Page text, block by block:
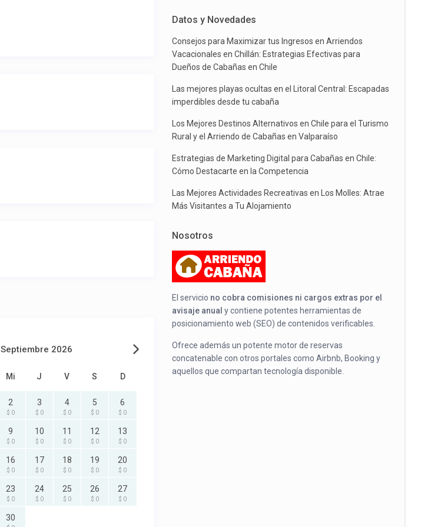
Septiembre 2026
Mi J V S D
2
$ 0
3
$ 0
4
$ 0
5
$ 0
6
$ 0
9
$ 0
10
$ 0
11
$ 0
12
$ 0
13
$ 0
16
$ 0
17
$ 0
18
$ 0
19
$ 0
20
$ 0
23
$ 0
24
$ 0
25
$ 0
26
$ 0
27
$ 0
30
Datos y Novedades
Consejos para Maximizar tus Ingresos en Arriendos
Vacacionales en Chillán: Estrategias Efectivas para
Dueños de Cabañas en Chile
Las mejores playas ocultas en el Litoral Central: Escapadas
imperdibles desde tu cabaña
Los Mejores Destinos Alternativos en Chile para el Turismo
Rural y el Arriendo de Cabañas en Valparaíso
Estrategias de Marketing Digital para Cabañas en Chile:
Cómo Destacarte en la Competencia
Las Mejores Actividades Recreativas en Los Molles: Atrae
Más Visitantes a Tu Alojamiento
Nosotros
El servicio no cobra comisiones ni cargos extras por el
avisaje anual y contiene potentes herramientas de
posicionamiento web (SEO) de contenidos verificables.
Ofrece además un potente motor de reservas
concatenable con otros portales como Airbnb, Booking y
aquellos que compartan tecnología disponible.